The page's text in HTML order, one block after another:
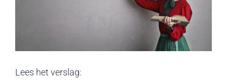
Lees het verslag: